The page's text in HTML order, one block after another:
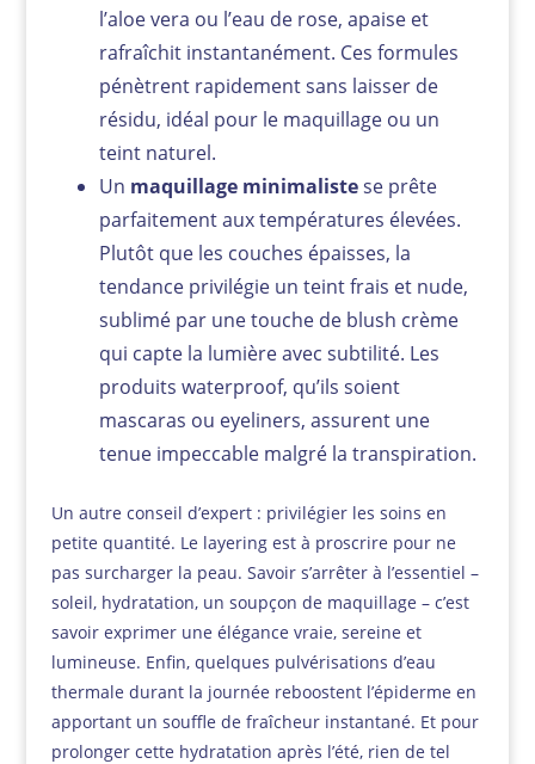
l’aloe vera ou l’eau de rose, apaise et
rafraîchit instantanément. Ces formules
pénètrent rapidement sans laisser de
résidu, idéal pour le maquillage ou un
teint naturel.
Un maquillage minimalistese prête
parfaitement aux températures élevées.
Plutôt que les couches épaisses, la
tendance privilégie un teint frais et nude,
sublimé par une touche de blush crème
qui capte la lumière avec subtilité. Les
produits waterproof, qu’ils soient
mascaras ou eyeliners, assurent une
tenue impeccable malgré la transpiration.
Un autre conseil d’expert : privilégier les soins en
petite quantité. Le layering est à proscrire pour ne
pas surcharger la peau. Savoir s’arrêter à l’essentiel –
soleil, hydratation, un soupçon de maquillage – c’est
savoir exprimer une élégance vraie, sereine et
lumineuse. Enfin, quelques pulvérisations d’eau
thermale durant la journée reboostent l’épiderme en
apportant un souffle de fraîcheur instantané. Et pour
prolonger cette hydratation après l’été, rien de tel